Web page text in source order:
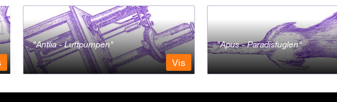
Antlia - Luftpumpen
Vis
Apus - Paradisfuglen